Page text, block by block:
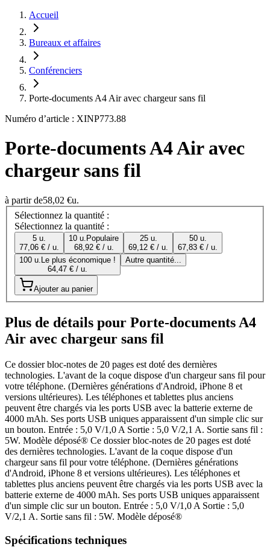
Accueil
Bureaux et affaires
Conférenciers
Porte-documents A4 Air avec chargeur sans fil
Numéro d’article : XINP773.88
Porte-documents A4 Air avec
chargeur sans fil
à partir de58,02 €u.
Sélectionnez la quantité :
Sélectionnez la quantité :
5 u.
77,06 € / u.
10 u. Populaire
68,92 € / u.
25 u.
69,12 € / u.
50 u.
67,83 € / u.
100 u. Le plus économique !
64,47 € / u.
Autre quantité...
Ajouter au panier
Plus de détails pour Porte-documents A4
Air avec chargeur sans fil
Ce dossier bloc-notes de 20 pages est doté des dernières
technologies. L'avant de la coque dispose d'un chargeur sans fil pour
votre téléphone. (Dernières générations d'Android, iPhone 8 et
versions ultérieures). Les téléphones et tablettes plus anciens
peuvent être chargés via les ports USB avec la batterie externe de
4000 mAh. Ses ports USB uniques apparaissent d'un simple clic sur
un bouton. Entrée : 5,0 V/1,0 A Sortie : 5,0 V/2,1 A. Sortie sans fil :
5W. Modèle déposé® Ce dossier bloc-notes de 20 pages est doté
des dernières technologies. L'avant de la coque dispose d'un
chargeur sans fil pour votre téléphone. (Dernières générations
d'Android, iPhone 8 et versions ultérieures). Les téléphones et
tablettes plus anciens peuvent être chargés via les ports USB avec la
batterie externe de 4000 mAh. Ses ports USB uniques apparaissent
d'un simple clic sur un bouton. Entrée : 5,0 V/1,0 A Sortie : 5,0
V/2,1 A. Sortie sans fil : 5W. Modèle déposé®
Spécifications techniques